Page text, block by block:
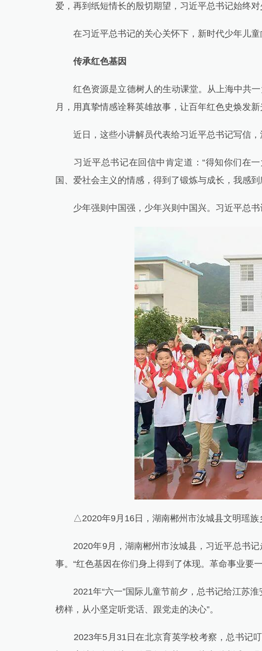
爱，再到纸短情长的殷切期望，习近平总书记始终对
在习近平总书记的关心关怀下，新时代少年儿童
传承红色基因
红色资源是立德树人的生动课堂。从上海中共一
月，用真挚情感诠释英雄故事，让百年红色史焕发
近日，这些小讲解员代表给习近平总书记写信，
习近平总书记在回信中肯定道：“得知你们在一
国、爱社会主义的情感，得到了锻炼与成长，我感到
少年强则中国强，少年兴则中国兴。习近平总书
△2020年9月16日，湖南郴州市汝城县文明瑶族
2020年9月，湖南郴州市汝城县，习近平总书记
事。“红色基因在你们身上得到了体现。革命事业要
2021年“六一”国际儿童节前夕，总书记给江苏淮
榜样，从小坚定听党话、跟党走的决心”。
2023年5月31日在北京育英学校考察，总书记叮